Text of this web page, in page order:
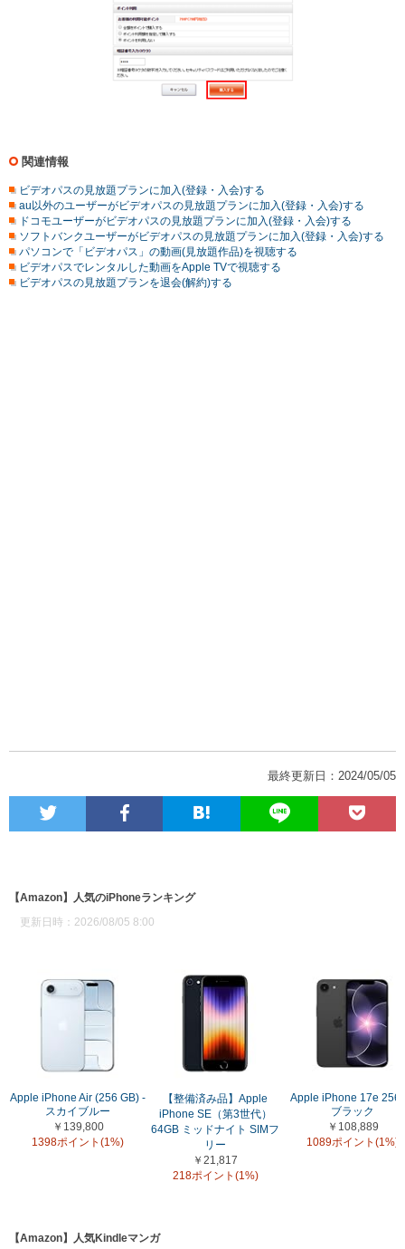
関連情報
ビデオパスの見放題プランに加入(登録・入会)する
au以外のユーザーがビデオパスの見放題プランに加入(登録・入会)する
ドコモユーザーがビデオパスの見放題プランに加入(登録・入会)する
ソフトバンクユーザーがビデオパスの見放題プランに加入(登録・入会)する
パソコンで「ビデオパス」の動画(見放題作品)を視聴する
ビデオパスでレンタルした動画をApple TVで視聴する
ビデオパスの見放題プランを退会(解約)する
最終更新日：2024/05/05
【Amazon】人気のiPhoneランキング
更新日時：2026/08/05 8:00
Apple iPhone Air (256 GB) -
スカイブルー
￥139,800
1398ポイント(1%)
【整備済み品】Apple
iPhone SE（第3世代）
64GB ミッドナイト SIMフ
リー
￥21,817
218ポイント(1%)
Apple iPhone 17e
ブラック
￥108,889
1089ポイント(1%)
【Amazon】人気Kindleマンガ